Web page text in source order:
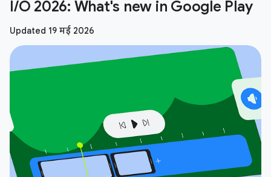
I/O 2026: What's new in Google Play
Updated 19 मई 2026